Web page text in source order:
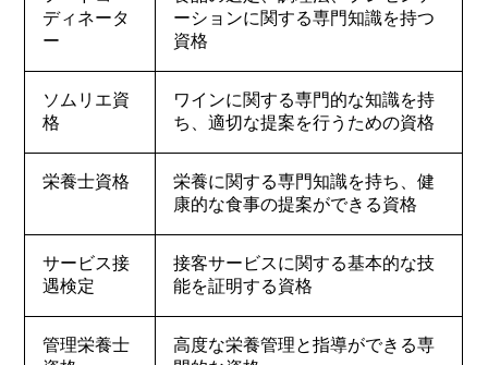
ディネータ
ー
ーションに関する専門知識を持つ
資格
ソムリエ資
格
ワインに関する専門的な知識を持
ち、適切な提案を行うための資格
栄養士資格
栄養に関する専門知識を持ち、健
康的な食事の提案ができる資格
サービス接
遇検定
接客サービスに関する基本的な技
能を証明する資格
管理栄養士
高度な栄養管理と指導ができる専